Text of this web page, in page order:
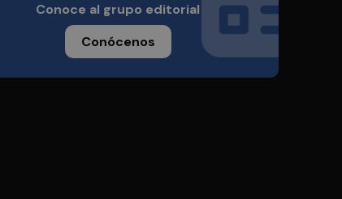
Conoce al grupo editorial
Conócenos